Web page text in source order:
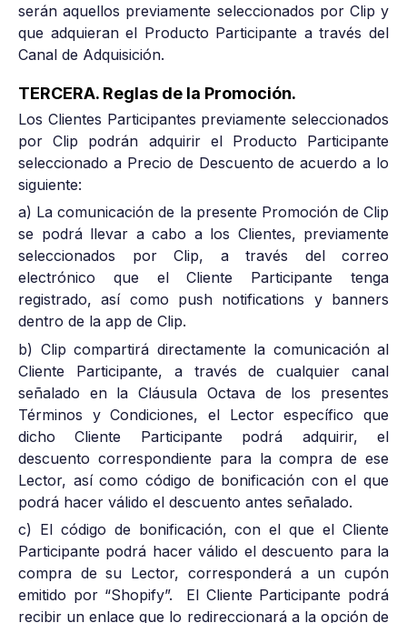
serán aquellos previamente seleccionados por Clip y
que adquieran el Producto Participante a través del
Canal de Adquisición.
TERCERA. Reglas de la Promoción.
Los Clientes Participantes previamente seleccionados
por Clip podrán adquirir el Producto Participante
seleccionado a Precio de Descuento de acuerdo a lo
siguiente:
a) La comunicación de la presente Promoción de Clip
se podrá llevar a cabo a los Clientes, previamente
seleccionados por Clip, a través del correo
electrónico que el Cliente Participante tenga
registrado, así como push notifications y banners
dentro de la app de Clip.
b) Clip compartirá directamente la comunicación al
Cliente Participante, a través de cualquier canal
señalado en la Cláusula Octava de los presentes
Términos y Condiciones, el Lector específico que
dicho Cliente Participante podrá adquirir, el
descuento correspondiente para la compra de ese
Lector, así como código de bonificación con el que
podrá hacer válido el descuento antes señalado.
c) El código de bonificación, con el que el Cliente
Participante podrá hacer válido el descuento para la
compra de su Lector, corresponderá a un cupón
emitido por “Shopify”. El Cliente Participante podrá
recibir un enlace que lo redireccionará a la opción de